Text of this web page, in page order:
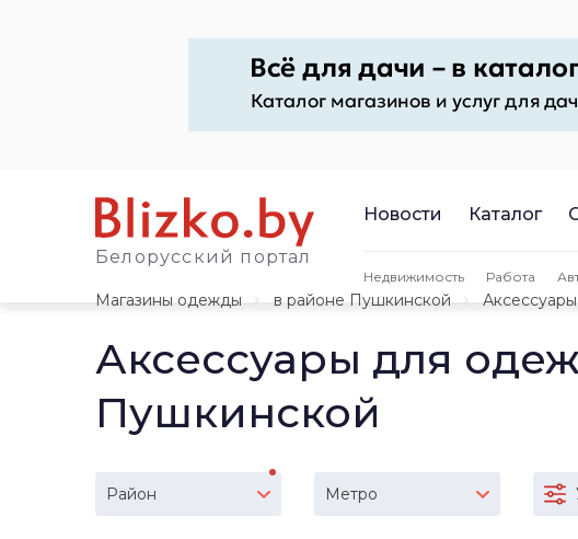
Белорусский портал
Новости Каталог
Недвижимость Работа
Магазины одежды
в районе Пушкинской
Аксессуары для
Пушкинской
Район Метро